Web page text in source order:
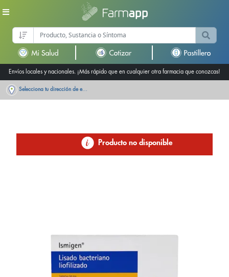
Envíos locales y nacionales. ¡Más rápido que en cualquier otra farmacia que conozcas!
Selecciona tu dirección de entrega
Producto no disponible